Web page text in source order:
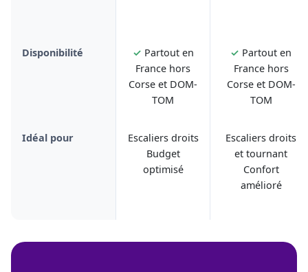
Disponibilité ✓ Partout en
France hors
Corse et DOM-
TOM
✓ Partout en
France hors
Corse et DOM-
TOM
Idéal pour
Escaliers droits
Budget
optimisé
Escaliers droits
et tournant
Confort
amélioré